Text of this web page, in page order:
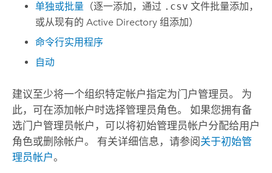
单独或批量 （逐一添加，通过 .csv 文件批量添加，
或从现有的 Active Directory 组添加）
命令行实用程序
自动
建议至少将一个组织特定帐户指定为门户管理员。 为
此，可在添加帐户时选择管理员角色。 如果您拥有备
选门户管理员帐户，可以将初始管理员帐户分配给用户
角色或删除帐户。 有关详细信息，请参阅关于初始管
理员帐户。